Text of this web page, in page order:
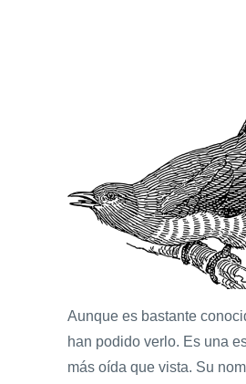
Aunque es bastante
han podido verlo. Es una
más oída que vista. Su